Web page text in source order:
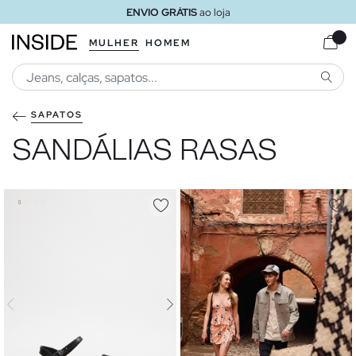
ENVIO GRÁTISao loja
MULHER HOMEM
SAPATOS
SANDÁLIAS RASAS